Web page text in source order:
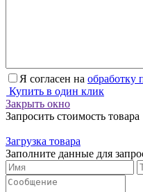
Я согласен на обработку
Купить в один клик
Закрыть окно
Запросить стоимость товара
Загрузка товара
Заполните данные для